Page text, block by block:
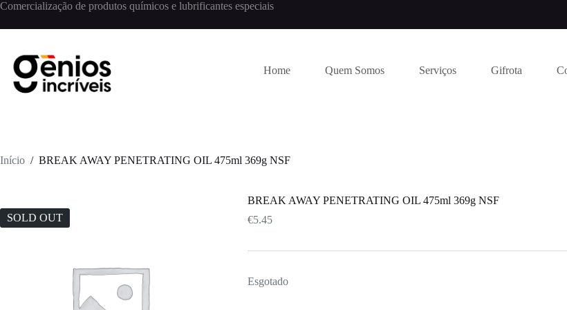
Comercialização de produtos químicos e lubrificantes especiais
Home Quem Somos Serviços Gifrota
Início / BREAK AWAY PENETRATING OIL 475ml 369g NSF
SOLD OUT
BREAK AWAY PENETRATING OIL 475ml 369g NSF
€5.45
Esgotado